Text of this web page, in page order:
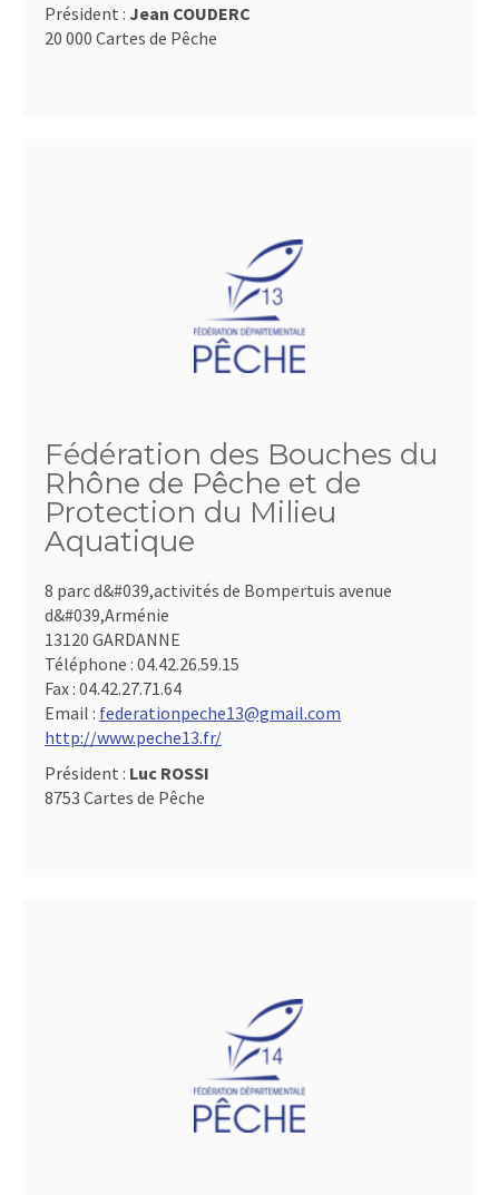
Président : Jean COUDERC
20 000 Cartes de Pêche
Fédération des Bouches du
Rhône de Pêche et de
Protection du Milieu
Aquatique
8 parc d&#039,activités de Bompertuis avenue
d&#039,Arménie
13120 GARDANNE
Téléphone : 04.42.26.59.15
Fax : 04.42.27.71.64
Email : federationpeche13@gmail.com
http://www.peche13.fr/
Président : Luc ROSSI
8753 Cartes de Pêche